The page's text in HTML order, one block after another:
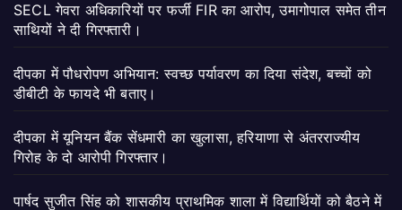
SECL गेवरा अधिकारियों पर फर्जी FIR का आरोप, उमागोपाल समेत तीन
साथियों ने दी गिरफ्तारी।
दीपका में पौधरोपण अभियान: स्वच्छ पर्यावरण का दिया संदेश, बच्चों को
डीबीटी के फायदे भी बताए।
दीपका में यूनियन बैंक सेंधमारी का खुलासा, हरियाणा से अंतरराज्यीय
गिरोह के दो आरोपी गिरफ्तार।
पार्षद सुजीत सिंह को शासकीय प्राथमिक शाला में विद्यार्थियों को बैठने में